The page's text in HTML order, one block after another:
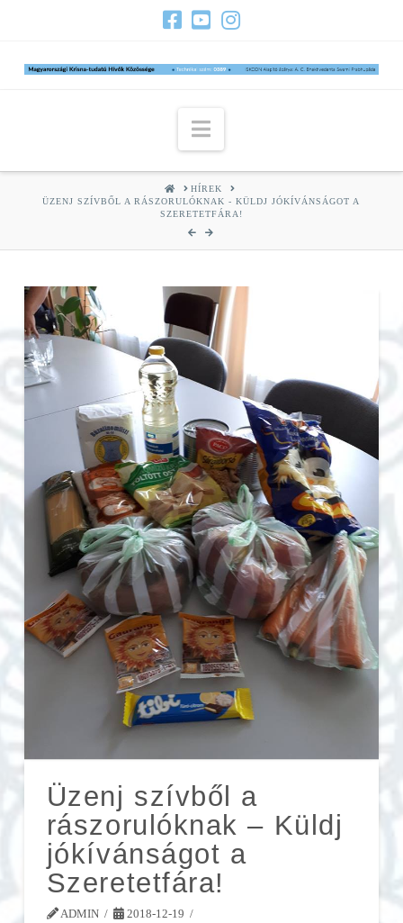
Navigation
HOMEHÍREK
ÜZENJ SZÍVBŐL A RÁSZORULÓKNAK - KÜLDJ JÓKÍVÁNSÁGOT A
SZERETETFÁRA!
Üzenj szívből a
rászorulóknak – Küldj
jókívánságot a
Szeretetfára!
ADMIN
2018-12-19